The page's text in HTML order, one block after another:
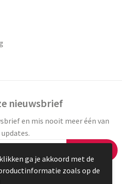
nieuwsbrief
en mis nooit meer één van
ga je akkoord met de
zoals op de